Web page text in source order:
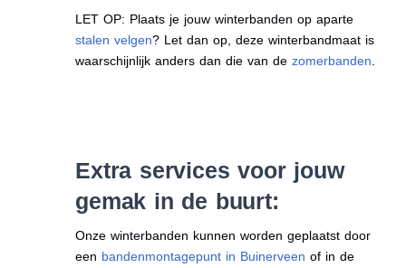
LET OP: Plaats je jouw winterbanden op aparte
stalen velgen? Let dan op, deze winterbandmaat is
waarschijnlijk anders dan die van dezomerbanden
Extra services voor jouw
gemak in de buurt:
Onze winterbanden kunnen worden geplaatst door
een bandenmontagepunt in Buinerveen of in de